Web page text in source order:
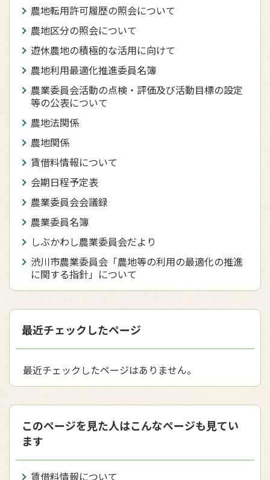
農地転用許可履歴の照会について
農地区分の照会について
遊休農地の積極的な活用に向けて
農地利用最適化推進委員名簿
農業委員会活動の点検・評価及び活動目標の設定
等の公表について
農地法関係
農地関係
賃借料情報について
会期日程予定表
農業委員会会議録
農業委員名簿
しぶかわし農業委員会だより
渋川市農業委員会「農地等の利用の最適化の推進
に関する指針」について
最近チェックしたページ
最近チェックしたページはありません。
このページを見た人はこんなページも見てい
ます
賃借料情報について